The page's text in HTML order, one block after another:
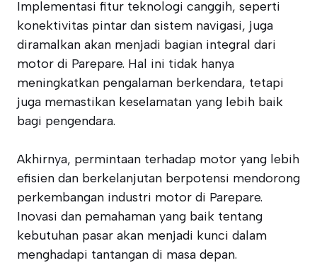
Implementasi fitur teknologi canggih, seperti
konektivitas pintar dan sistem navigasi, juga
diramalkan akan menjadi bagian integral dari
motor di Parepare. Hal ini tidak hanya
meningkatkan pengalaman berkendara, tetapi
juga memastikan keselamatan yang lebih baik
bagi pengendara.
Akhirnya, permintaan terhadap motor yang lebih
efisien dan berkelanjutan berpotensi mendorong
perkembangan industri motor di Parepare.
Inovasi dan pemahaman yang baik tentang
kebutuhan pasar akan menjadi kunci dalam
menghadapi tantangan di masa depan.